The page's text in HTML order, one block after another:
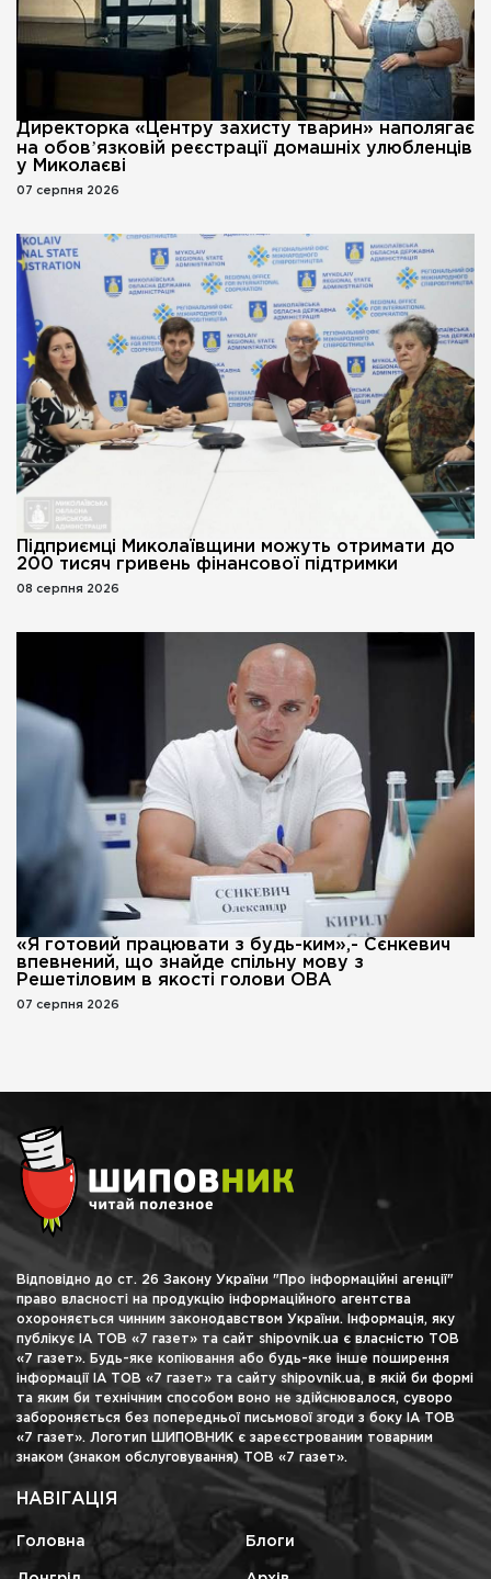
Директорка «Центру захисту тварин» наполягає
на обовʼязковій реєстрації домашніх улюбленців
у Миколаєві
07 серпня 2026
Підприємці Миколаївщини можуть отримати до
200 тисяч гривень фінансової підтримки
08 серпня 2026
«Я готовий працювати з будь-ким»,- Сєнкевич
впевнений, що знайде спільну мову з
Решетіловим в якості голови ОВА
07 серпня 2026
Відповідно до ст. 26 Закону України "Про інформаційні агенції"
право власності на продукцію інформаційного агентства
охороняється чинним законодавством України. Інформація, яку
публікує ІА ТОВ «7 газет» та сайт shipovnik.ua є власністю ТОВ
«7 газет». Будь-яке копіювання або будь-яке інше поширення
інформації ІА ТОВ «7 газет» та сайту shipovnik.ua, в якій би формі
та яким би технічним способом воно не здійснювалося, суворо
забороняється без попередньої письмової згоди з боку ІА ТОВ
«7 газет». Логотип ШИПОВНИК є зареєстрованим товарним
знаком (знаком обслуговування) ТОВ «7 газет».
НАВІГАЦІЯ
Головна Блоги